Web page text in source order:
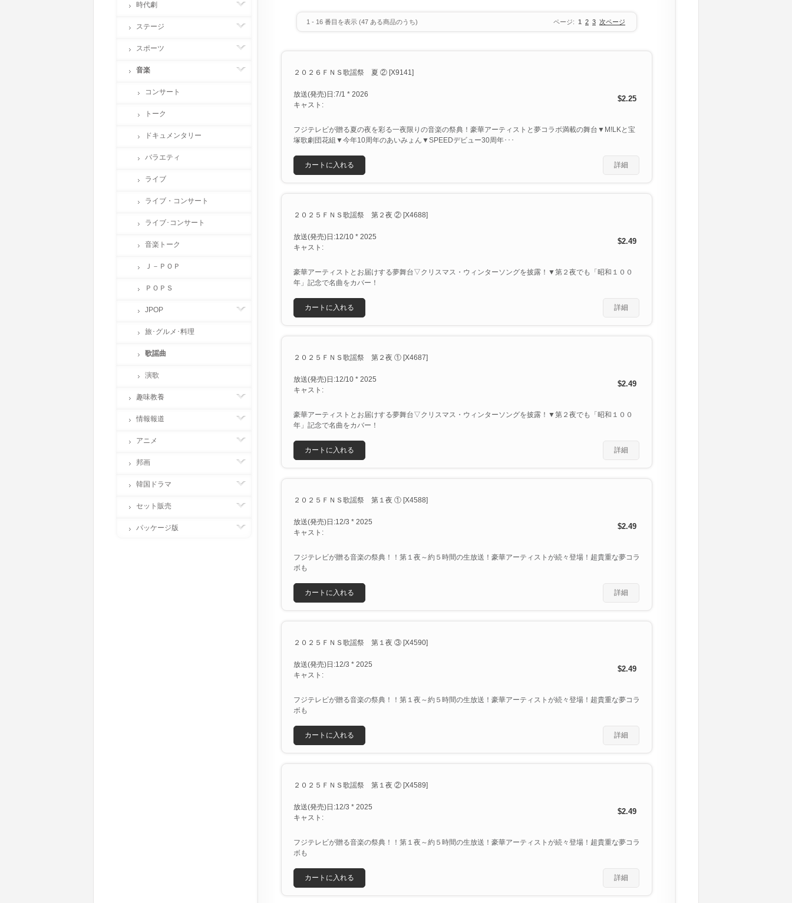
1 - 16 番目を表示 (47 ある商品のうち) ページ: 1 2 3 次ページ
２０２６ＦＮＳ歌謡祭 夏 ② [X9141]
放送(発売)日:7/1 * 2026
キャスト:
$2.25
フジテレビが贈る夏の夜を彩る一夜限りの音楽の祭典！豪華アーティストと夢コラボ満載の舞台▼M!LKと宝
塚歌劇団花組▼今年10周年のあいみょん▼SPEEDデビュー30周年･･･
詳細
カートに入れる
２０２５ＦＮＳ歌謡祭 第２夜 ② [X4688]
放送(発売)日:12/10 * 2025
キャスト:
$2.49
豪華アーティストとお届けする夢舞台▽クリスマス・ウィンターソングを披露！▼第２夜でも「昭和１００
年」記念で名曲をカバー！
詳細
カートに入れる
２０２５ＦＮＳ歌謡祭 第２夜 ① [X4687]
放送(発売)日:12/10 * 2025
キャスト:
$2.49
豪華アーティストとお届けする夢舞台▽クリスマス・ウィンターソングを披露！▼第２夜でも「昭和１００
年」記念で名曲をカバー！
詳細
カートに入れる
２０２５ＦＮＳ歌謡祭 第１夜 ① [X4588]
放送(発売)日:12/3 * 2025
キャスト:
$2.49
フジテレビが贈る音楽の祭典！！第１夜～約５時間の生放送！豪華アーティストが続々登場！超貴重な夢コラ
ボも
詳細
カートに入れる
２０２５ＦＮＳ歌謡祭 第１夜 ③ [X4590]
放送(発売)日:12/3 * 2025
キャスト:
$2.49
フジテレビが贈る音楽の祭典！！第１夜～約５時間の生放送！豪華アーティストが続々登場！超貴重な夢コラ
ボも
詳細
カートに入れる
２０２５ＦＮＳ歌謡祭 第１夜 ② [X4589]
放送(発売)日:12/3 * 2025
キャスト:
$2.49
フジテレビが贈る音楽の祭典！！第１夜～約５時間の生放送！豪華アーティストが続々登場！超貴重な夢コラ
ボも
詳細
カートに入れる
時代劇
ステージ
スポーツ
音楽
コンサート
トーク
ドキュメンタリー
バラエティ
ライブ
ライブ・コンサート
ライブ･コンサート
音楽トーク
Ｊ－ＰＯＰ
ＰＯＰＳ
JPOP
旅･グルメ･料理
歌謡曲
演歌
趣味教養
情報報道
アニメ
邦画
韓国ドラマ
セット販売
パッケージ版